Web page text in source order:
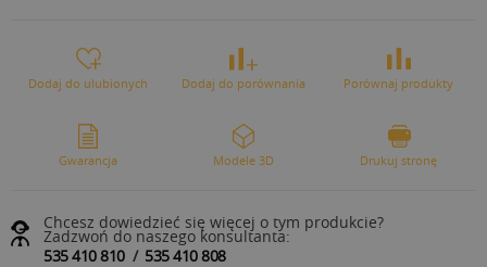
Dodaj do ulubionych Dodaj do porównania Porównaj produkty
Gwarancja Modele 3D Drukuj stronę
Chcesz dowiedzieć się więcej o tym produkcie?
Zadzwoń do naszego konsultanta:
535 410 810/ 535 410 808